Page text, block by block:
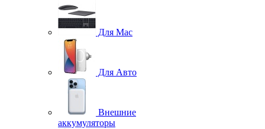
Для Mac
Для Авто
Внешние
аккумуляторы